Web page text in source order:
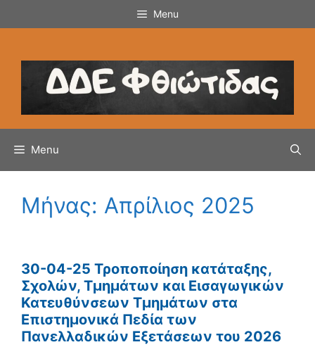
σε
Menu
Menu
Μήνας: Απρίλιος 2025
30-04-25 Τροποποίηση κατάταξης,
Σχολών, Τμημάτων και Εισαγωγικών
Κατευθύνσεων Τμημάτων στα
Επιστημονικά Πεδία των
Πανελλαδικών Εξετάσεων του 2026